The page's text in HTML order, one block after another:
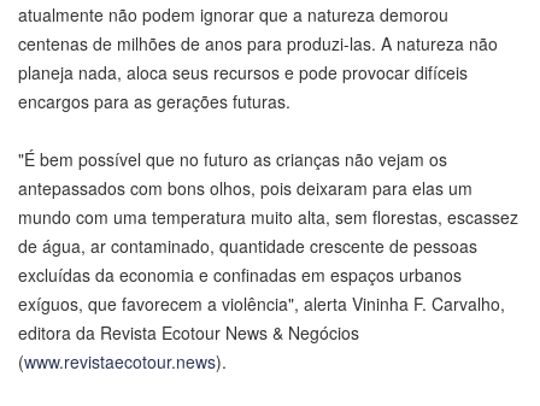
atualmente não podem ignorar que a natureza demorou
centenas de milhões de anos para produzi-las. A natureza não
planeja nada, aloca seus recursos e pode provocar difíceis
encargos para as gerações futuras.
"É bem possível que no futuro as crianças não vejam os
antepassados com bons olhos, pois deixaram para elas um
mundo com uma temperatura muito alta, sem florestas, escassez
de água, ar contaminado, quantidade crescente de pessoas
excluídas da economia e confinadas em espaços urbanos
exíguos, que favorecem a violência", alerta Vininha F. Carvalho,
editora da Revista Ecotour News & Negócios
(www.revistaecotour.news).